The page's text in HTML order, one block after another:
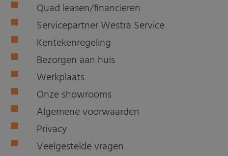
Quad leasen/financieren
Servicepartner Westra Service
Kentekenregeling
Bezorgen aan huis
Werkplaats
Onze showrooms
Algemene voorwaarden
Privacy
Veelgestelde vragen